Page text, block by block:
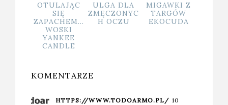
CZYSTA
WODA =
ZDROWA
WODA
INTERESUJĄ
CE
PRODUKTY
PRODUKTY
TESA W
MOIM
KOMENTARZE
HTTPS://WWW.TODOARMO.PL/ 10